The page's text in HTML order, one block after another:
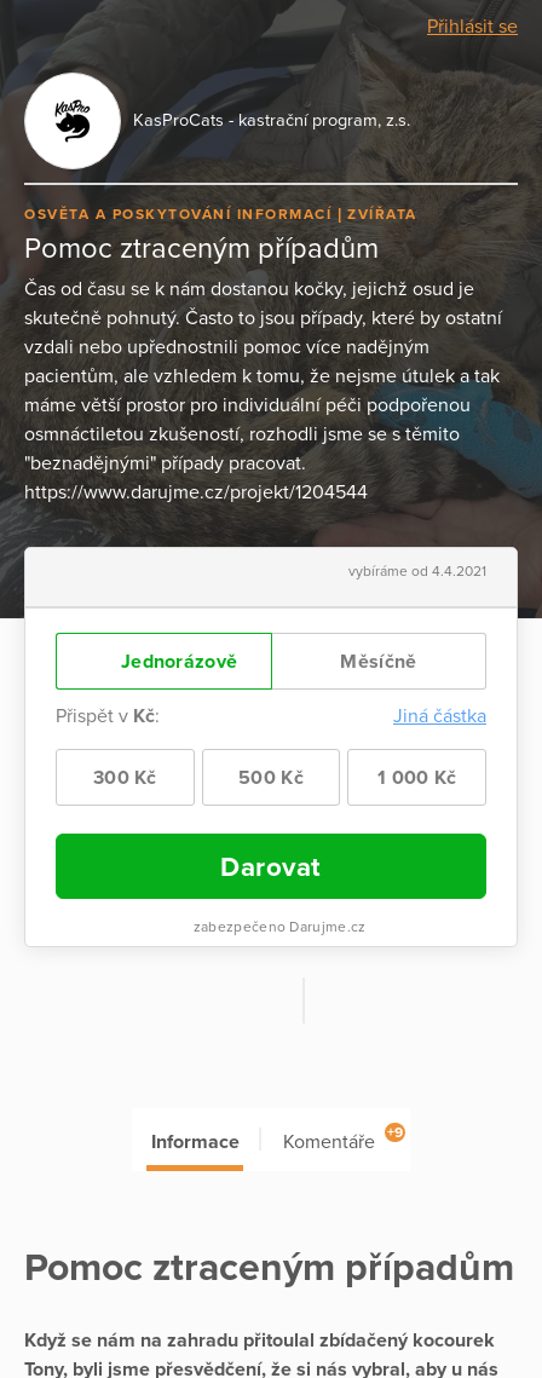
Přihlásit se
KasProCats - kastrační program, z.s.
OSVĚTA A POSKYTOVÁNÍ INFORMACÍ ZVÍŘATA
Pomoc ztraceným případům
Čas od času se k nám dostanou kočky, jejichž osud je
skutečně pohnutý. Často to jsou případy, které by ostatní
vzdali nebo upřednostnili pomoc více nadějným
pacientům, ale vzhledem k tomu, že nejsme útulek a tak
máme větší prostor pro individuální péči podpořenou
osmnáctiletou zkušeností, rozhodli jsme se s těmito
"beznadějnými" případy pracovat.
https://www.darujme.cz/projekt/1204544
vybíráme od 4.4.2021
Jednorázově Měsíčně
Přispět v Kč: Jiná částka
300 Kč 500 Kč 1 000 Kč
Darovat
zabezpečeno Darujme.cz
Informace Komentáře +9
Pomoc ztraceným případům
Když se nám na zahradu přitoulal zbídačený kocourek
Tony, byli jsme přesvědčení, že si nás vybral, aby u nás